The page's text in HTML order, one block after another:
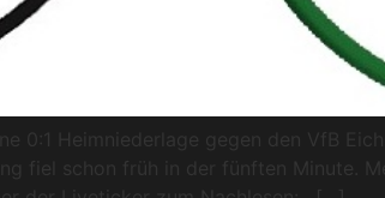
0:1 Heimniederlage gegen den VfB
fiel schon früh in der fünften Minute.